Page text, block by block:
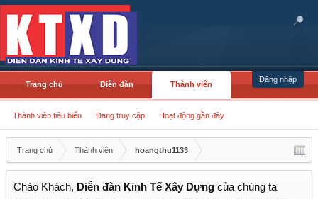
Đăng nhập
Trang chủ Diễn đàn Thành viên
Thành viên tiêu biểu Đang truy cập Hoạt động gần đây
Trang chủ Thành viên hoangthu1133
Chào Khách, Diễn đàn Kinh Tế Xây Dựng của chúng ta